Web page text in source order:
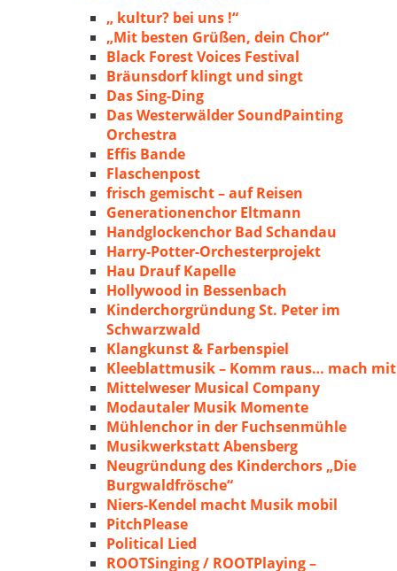
„ kultur? bei uns !“
„Mit besten Grüßen, dein Chor“
Black Forest Voices Festival
Bräunsdorf klingt und singt
Das Sing-Ding
Das Westerwälder SoundPainting
Orchestra
Effis Bande
Flaschenpost
frisch gemischt – auf Reisen
Generationenchor Eltmann
Handglockenchor Bad Schandau
Harry-Potter-Orchesterprojekt
Hau Drauf Kapelle
Hollywood in Bessenbach
Kinderchorgründung St. Peter im
Schwarzwald
Klangkunst & Farbenspiel
Kleeblattmusik – Komm raus… mach mit
Mittelweser Musical Company
Modautaler Musik Momente
Mühlenchor in der Fuchsenmühle
Musikwerkstatt Abensberg
Neugründung des Kinderchors „Die
Burgwaldfrösche“
Niers-Kendel macht Musik mobil
PitchPlease
Political Lied
ROOTSinging / ROOTPlaying –